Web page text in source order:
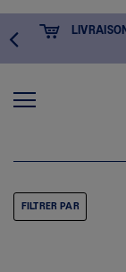
FILTRER PAR